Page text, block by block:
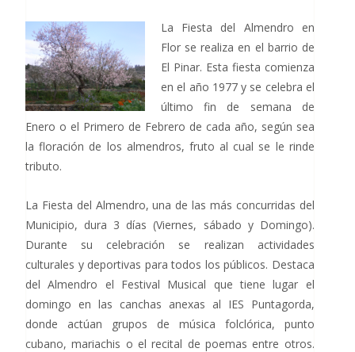
La Fiesta del Almendro en
Flor se realiza en el barrio de
El Pinar. Esta fiesta comienza
en el año 1977 y se celebra el
último fin de semana de
Enero o el Primero de Febrero de cada año, según sea
la floración de los almendros, fruto al cual se le rinde
tributo.
La Fiesta del Almendro, una de las más concurridas del
Municipio, dura 3 días (Viernes, sábado y Domingo).
Durante su celebración se realizan actividades
culturales y deportivas para todos los públicos. Destaca
del Almendro el Festival Musical que tiene lugar el
domingo en las canchas anexas al IES Puntagorda,
donde actúan grupos de música folclórica, punto
cubano, mariachis o el recital de poemas entre otros.